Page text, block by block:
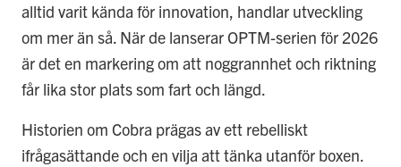
alltid varit kända för innovation, handlar utveckling
om mer än så. När de lanserar OPTM-serien för 2026
är det en markering om att noggrannhet och riktning
får lika stor plats som fart och längd.
Historien om Cobra prägas av ett rebelliskt
ifrågasättande och en vilja att tänka utanför boxen.